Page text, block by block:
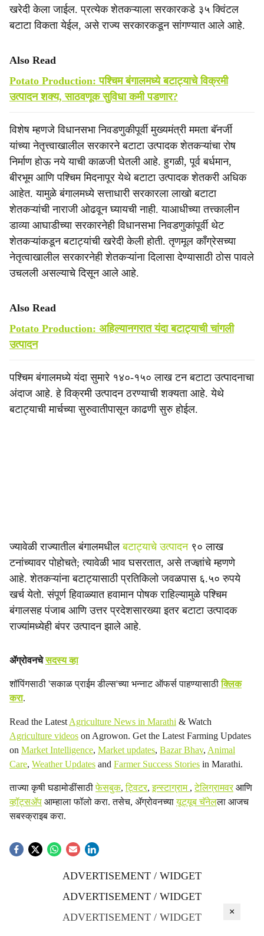
खरेदी केला जाईल. प्रत्येक शेतकऱ्याला सरकारकडे ३५ क्विंटल
बटाटा विकता येईल, असे राज्य सरकारकडून सांगण्यात आले आहे.
Also Read
Potato Production: पश्चिम बंगालमध्ये बटाट्याचे विक्रमी
उत्पादन शक्य, साठवणूक सुविधा कमी पडणार?
विशेष म्हणजे विधानसभा निवडणुकीपूर्वी मुख्यमंत्री ममता बॅनर्जी
यांच्या नेतृत्त्वाखालील सरकारने बटाटा उत्पादक शेतकऱ्यांचा रोष
निर्माण होऊ नये याची काळजी घेतली आहे. हुगळी, पूर्व बर्धमान,
बीरभूम आणि पश्चिम मिदनापूर येथे बटाटा उत्पादक शेतकरी अधिक
आहेत. यामुळे बंगालमध्ये सत्ताधारी सरकारला लाखो बटाटा
शेतकऱ्यांची नाराजी ओढवून घ्यायची नाही. याआधीच्या तत्त्कालीन
डाव्या आघाडीच्या सरकारनेही विधानसभा निवडणुकांपूर्वी थेट
शेतकऱ्यांकडून बटाट्यांची खरेदी केली होती. तृणमूल काँग्रेसच्या
नेतृत्वाखालील सरकारनेही शेतकऱ्यांना दिलासा देण्यासाठी ठोस पावले
उचलली असल्याचे दिसून आले आहे.
Also Read
Potato Production: अहिल्यानगरात यंदा बटाट्याची चांगली
उत्पादन
पश्चिम बंगालमध्ये यंदा सुमारे १४०-१५० लाख टन बटाटा उत्पादनाचा
अंदाज आहे. हे विक्रमी उत्पादन ठरण्याची शक्यता आहे. येथे
बटाट्याची मार्चच्या सुरुवातीपासून काढणी सुरु होईल.
ज्यावेळी राज्यातील बंगालमधीलबटाट्याचे उत्पादन९० लाख
टनांच्यावर पोहोचते; त्यावेळी भाव घसरतात, असे तज्ज्ञांचे म्हणणे
आहे. शेतकऱ्यांना बटाट्यासाठी प्रतिकिलो जवळपास ६.५० रुपये
खर्च येतो. संपूर्ण हिवाळ्यात हवामान पोषक राहिल्यामुळे पश्चिम
बंगालसह पंजाब आणि उत्तर प्रदेशसारख्या इतर बटाटा उत्पादक
राज्यांमध्येही बंपर उत्पादन झाले आहे.
ॲग्रोवनचेसदस्य व्हा
शॉपिंगसाठी 'सकाळ प्राईम डील्स'च्या भन्नाट ऑफर्स पाहण्यासाठीक्लिक
करा.
Read the Latest Agriculture News in Marathi & Watch
Agriculture videos on Agrowon. Get the Latest Farming Updates
on Market Intelligence, Market updates, Bazar Bhav, Animal
Care, Weather Updates and Farmer Success Stories in Marathi.
ताज्या कृषी घडामोडींसाठीफेसबुक,ट्विटर,इन्स्टाग्राम ,टेलिग्रामवरआणि
व्हॉट्सॲप आम्हाला फॉलो करा. तसेच, ॲग्रोवनच्यायूट्यूब चॅनेलला आजच
सबस्क्राइब करा.
ADVERTISEMENT / WIDGET
ADVERTISEMENT / WIDGET
ADVERTISEMENT / WIDGET
×